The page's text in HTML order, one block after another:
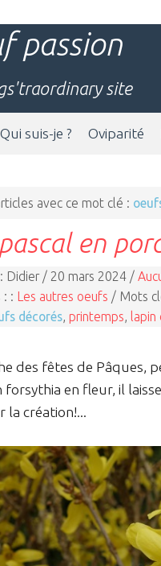
passion
site
Qui suis-je ? Oviparité
avec ce mot clé :
en
Didier / 20 mars 2024 /
: : Les autres oeufs / Mots
décorés printemps
des fêtes de Pâques,
forsythia en fleur, il
création!...